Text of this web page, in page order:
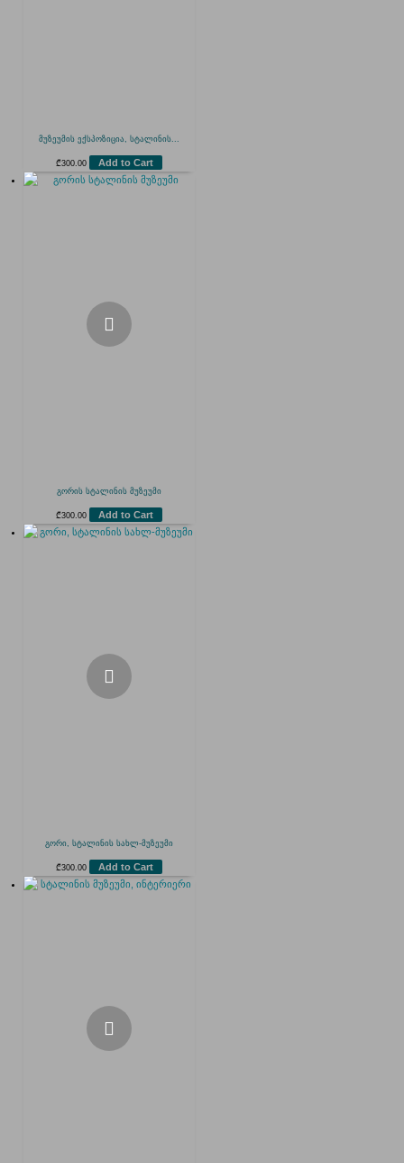
მუზეუმის ექსპოზიცია, სტალინის...
₾300.00 Add to Cart
გორის სტალინის მუზეუმი
₾300.00 Add to Cart
გორი, სტალინის სახლ-მუზეუმი
₾300.00 Add to Cart